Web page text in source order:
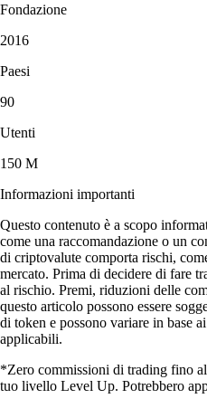
Fondazione
2016
Paesi
90
Utenti
150 M
Informazioni importanti
Questo contenuto è a scopo
come una raccomandazione o un
di criptovalute comporta rischi,
mercato. Prima di decidere di fare
al rischio. Premi, riduzioni delle
questo articolo possono essere
di token e possono variare in base
applicabili.
*Zero commissioni di trading fino
tuo livello Level Up. Potrebbero